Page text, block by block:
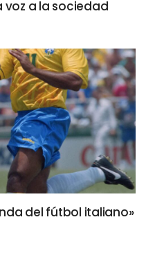
voz a la sociedad
del fútbol italiano»